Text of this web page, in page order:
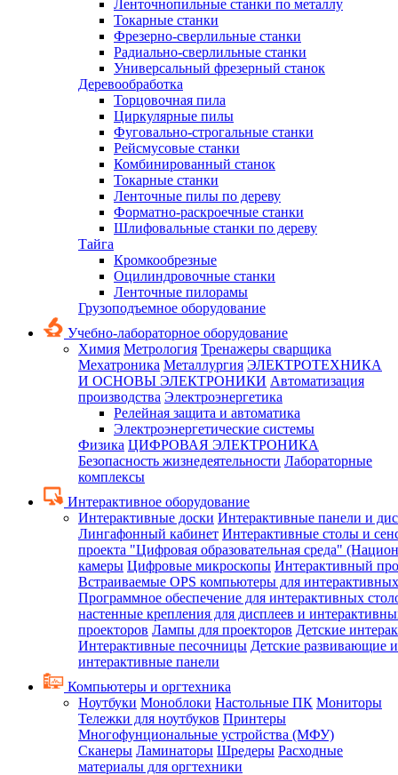
Ленточнопильные станки по металлу
Токарные станки
Фрезерно-сверлильные станки
Радиально-сверлильные станки
Универсальный фрезерный станок
Деревообработка
Торцовочная пила
Циркулярные пилы
Фуговально-строгальные станки
Рейсмусовые станки
Комбинированный станок
Токарные станки
Ленточные пилы по дереву
Форматно-раскроечные станки
Шлифовальные станки по дереву
Тайга
Кромкообрезные
Оцилиндровочные станки
Ленточные пилорамы
Грузоподъемное оборудование
Учебно-лабораторное оборудование
Химия Метрология Тренажеры сварщика
Мехатроника Металлургия ЭЛЕКТРОТЕХНИКА
И ОСНОВЫ ЭЛЕКТРОНИКИ Автоматизация
производства Электроэнергетика
Релейная защита и автоматика
Электроэнергетические системы
Физика ЦИФРОВАЯ ЭЛЕКТРОНИКА
Безопасность жизнедеятельности Лабораторные
комплексы
Интерактивное оборудование
Интерактивные доски Интерактивные панели и
Лингафонный кабинет Интерактивные столы и
проекта "Цифровая образовательная среда"
камеры Цифровые микроскопы Интерактивный
Встраиваемые OPS компьютеры для
Программное обеспечение для интерактивных
настенные крепления для дисплеев и
проекторов Лампы для проекторов Детские
Интерактивные песочницы Детские развивающие
интерактивные панели
Компьютеры и оргтехника
Ноутбуки Моноблоки Настольные ПК Мониторы
Тележки для ноутбуков Принтеры
Многофунциональные устройства (МФУ)
Сканеры Ламинаторы Шредеры Расходные
материалы для оргтехники